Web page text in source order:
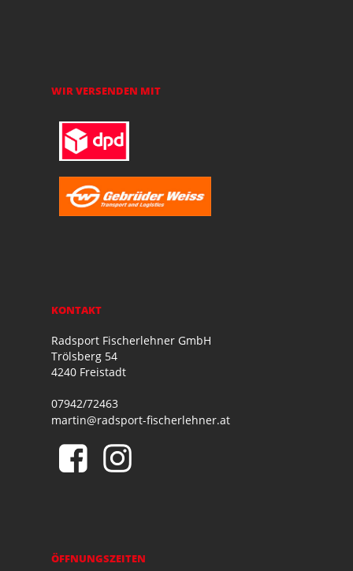
WIR VERSENDEN MIT
KONTAKT
Radsport Fischerlehner GmbH
Trölsberg 54
4240 Freistadt
07942/72463
martin@radsport-fischerlehner.at
ÖFFNUNGSZEITEN